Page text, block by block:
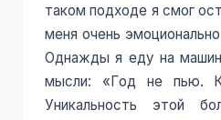
таком подходе я смог
меня очень
Однажды я еду на
мысли: «Год не пью.
Уникальность этой